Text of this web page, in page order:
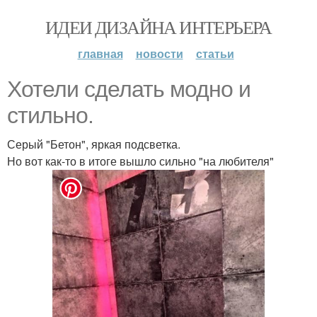
ИДЕИ ДИЗАЙНА ИНТЕРЬЕРА
главная новости статьи
Хотели сделать модно и
стильно.
Серый "Бетон", яркая подсветка.
Но вот как-то в итоге вышло сильно "на любителя"